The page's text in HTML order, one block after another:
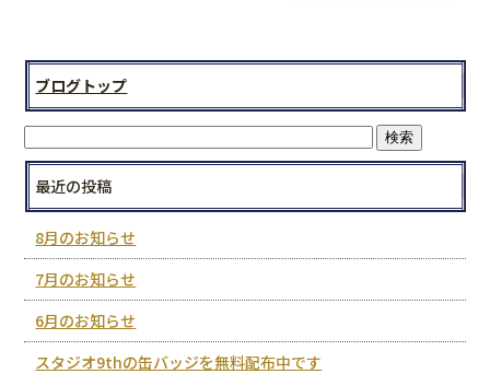
ブログトップ
最近の投稿
8月のお知らせ
7月のお知らせ
6月のお知らせ
スタジオ9thの缶バッジを無料配布中です